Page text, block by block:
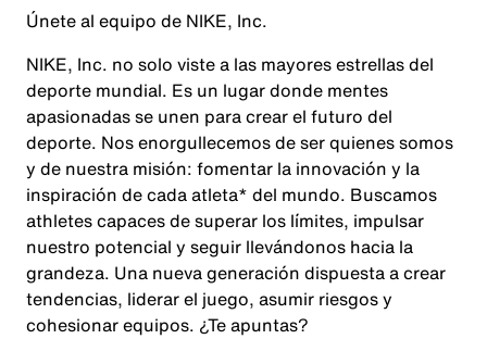
Únete al equipo de NIKE, Inc.
NIKE, Inc. no solo viste a las mayores estrellas del
deporte mundial. Es un lugar donde mentes
apasionadas se unen para crear el futuro del
deporte. Nos enorgullecemos de ser quienes somos
y de nuestra misión: fomentar la innovación y la
inspiración de cada atleta* del mundo. Buscamos
athletes capaces de superar los límites, impulsar
nuestro potencial y seguir llevándonos hacia la
grandeza. Una nueva generación dispuesta a crear
tendencias, liderar el juego, asumir riesgos y
cohesionar equipos. ¿Te apuntas?